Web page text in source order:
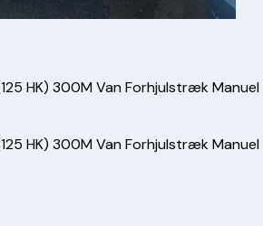
HK) 300M Van Forhjulstræk Manuel
HK) 300M Van Forhjulstræk Manuel